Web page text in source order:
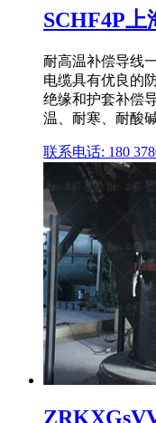
SCHF4P上
耐高温补偿导线
电缆具有优良的
绝缘和护套补偿
温、耐寒、耐酸
联系电话: 180